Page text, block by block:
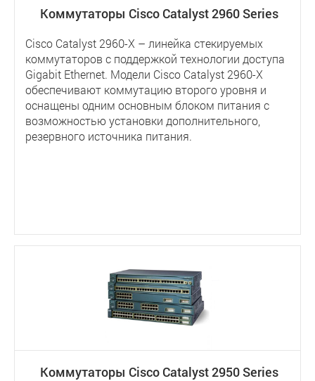
Коммутаторы Cisco Catalyst 2960 Series
Cisco Catalyst 2960-X – линейка стекируемых
коммутаторов с поддержкой технологии доступа
Gigabit Ethernet. Модели Cisco Catalyst 2960-X
обеспечивают коммутацию второго уровня и
оснащены одним основным блоком питания с
возможностью установки дополнительного,
резервного источника питания.
Коммутаторы Cisco Catalyst 2950 Series